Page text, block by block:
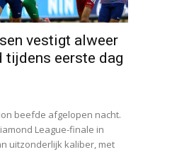
vestigt alweer
tijdens eerste dag
beefde afgelopen nacht.
League-finale in
uitzonderlijk kaliber, met